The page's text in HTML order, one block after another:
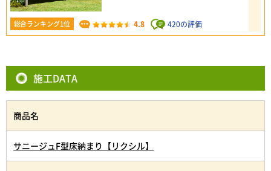
総合ランキング1位 4.8 420の評価
施工DATA
商品名
サニージュF型床納まり【リクシル】